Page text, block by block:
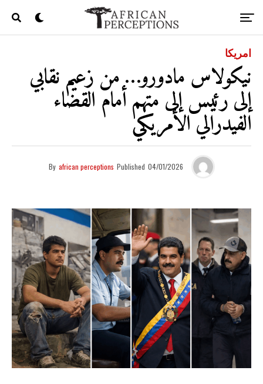
امريكا
نيكولاس مادورو… من زعيم نقابي
إلى رئيس إلى متهم أمام القضاء
الفيدرالي الأمريكي
By african perceptions Published 04/01/2026